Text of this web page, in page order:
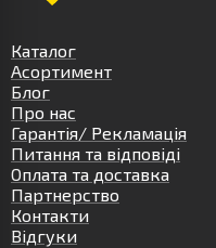
Каталог
Асортимент
Блог
Про нас
Гарантія/ Рекламація
Питання та відповіді
Оплата та доставка
Партнерство
Контакти
Відгуки